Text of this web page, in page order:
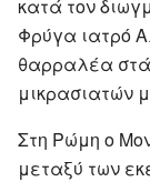
κατά τον
Φρύγα ιατρό
θαρραλέα
μικρασιατών
Στη Ρώμη ο
μεταξύ των